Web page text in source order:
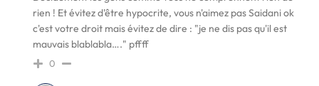
rien ! Et évitez d'être hypocrite, vous n'aimez pas Saidani ok
c'est votre droit mais évitez de dire : "je ne dis pas qu'il est
mauvais blablabla…." pffff
0